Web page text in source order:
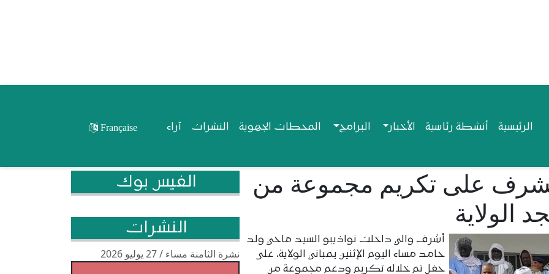
Navigationالرئيسية أنشطة رئاسية الأخبار البرامج المحطات الجهوية النشرات آراء Française
يشرف على تكريم مجموعة من
الولاية
أشرف والي داخلت نواذيبو السيد ماحي ولد
حامد مساء اليوم الإثنين بمباني الولاية، على
حفل تم خلاله تكريم ودعم مجموعة من
الفيس بوك
النشرات
نشرة الثامنة مساء / 27 يوليو 2026